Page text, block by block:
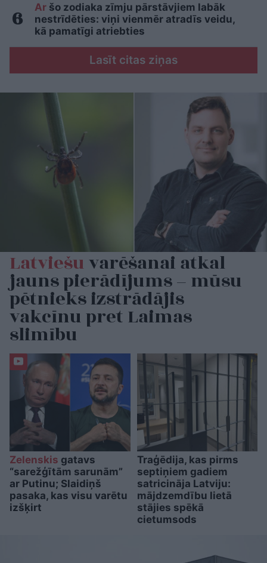
Ar šo zodiaka zīmju pārstāvjiem labāk
nestrīdēties: viņi vienmēr atradīs veidu,
kā pamatīgi atriebties
Lasīt citas ziņas
Latviešuvarēšanai atkal
jauns pierādījums – mūsu
pētnieks izstrādājis
vakcīnu pret Laimas
slimību
Zelenskis gatavs
“sarežģītām sarunām”
ar Putinu; Slaidiņš
pasaka, kas visu varētu
izšķirt
Traģēdija, kas pirms
septiņiem gadiem
satricināja Latviju:
mājdzemdību lietā
stājies spēkā
cietumsods